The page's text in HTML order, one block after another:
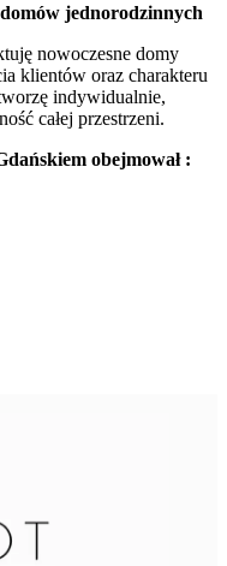
jednorodzinnych
nowoczesne domy
klientów oraz charakteru
indywidualnie,
całej przestrzeni.
obejmował :